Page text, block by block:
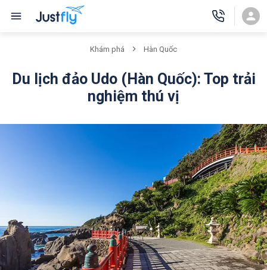
Khám phá Hàn Quốc
Du lịch đảo Udo (Hàn Quốc): Top trải
nghiệm thú vị